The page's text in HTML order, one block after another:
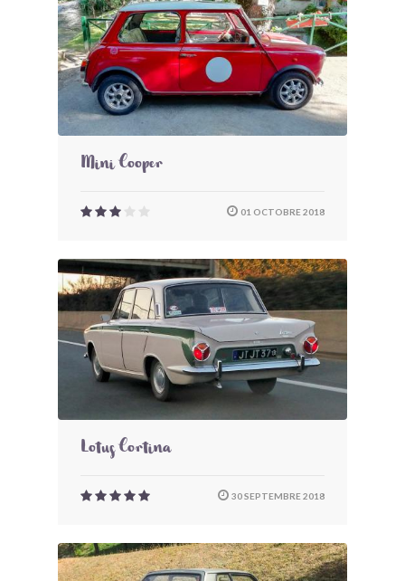
Mini Cooper
01 OCTOBRE 2018
Lotus Cortina
30 SEPTEMBRE 2018